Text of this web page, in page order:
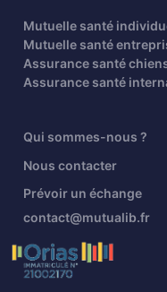
Mutuelle santé
Mutuelle santé
Assurance santé
Assurance santé
Qui sommes-nous ?
Nous contacter
Prévoir un échange
contact@mutualib.fr